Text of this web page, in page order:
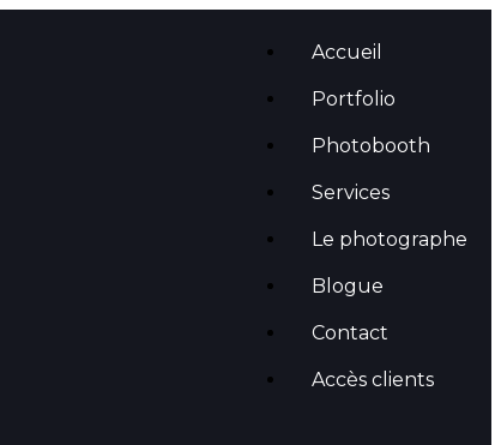
Accueil
Portfolio
Photobooth
Services
Le photographe
Blogue
Contact
Accès clients